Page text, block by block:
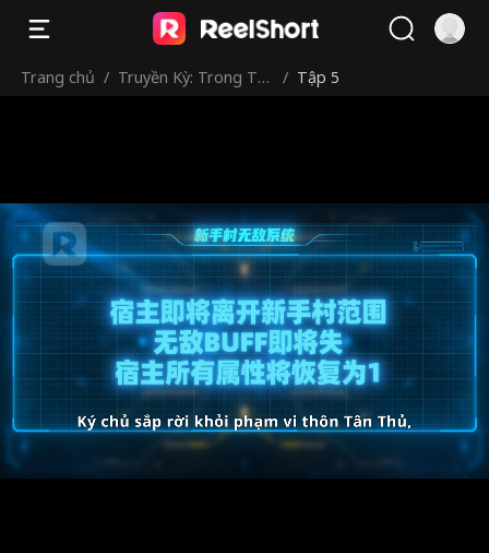
Trang chủ / Truyền Kỳ: Trong Th
/ Tập 5